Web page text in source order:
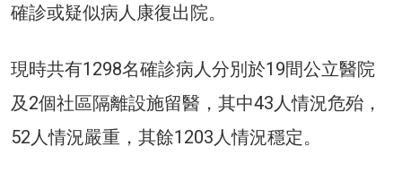
確診或疑似病人康復出院。
現時共有1298名確診病人分別於19間公立醫院
及2個社區隔離設施留醫，其中43人情況危殆，
52人情況嚴重，其餘1203人情況穩定。